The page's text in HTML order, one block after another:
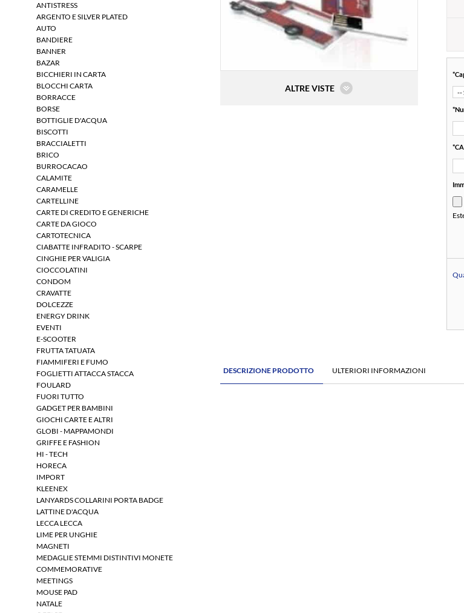
ALTRE VISTE
*
*
*
DESCRIZIONE PRODOTTO ULTERIORI INFORMAZIONI
ANTISTRESS
ARGENTO E SILVER PLATED
AUTO
BANDIERE
BANNER
BAZAR
BICCHIERI IN CARTA
BLOCCHI CARTA
BORRACCE
BORSE
BOTTIGLIE D'ACQUA
BISCOTTI
BRACCIALETTI
BRICO
BURROCACAO
CALAMITE
CARAMELLE
CARTELLINE
CARTE DI CREDITO E GENERICHE
CARTE DA GIOCO
CARTOTECNICA
CIABATTE INFRADITO - SCARPE
CINGHIE PER VALIGIA
CIOCCOLATINI
CONDOM
CRAVATTE
DOLCEZZE
ENERGY DRINK
EVENTI
E-SCOOTER
FRUTTA TATUATA
FIAMMIFERI E FUMO
FOGLIETTI ATTACCA STACCA
FOULARD
FUORI TUTTO
GADGET PER BAMBINI
GIOCHI CARTE E ALTRI
GLOBI - MAPPAMONDI
GRIFFE E FASHION
HI - TECH
HORECA
IMPORT
KLEENEX
LANYARDS COLLARINI PORTA BADGE
LATTINE D'ACQUA
LECCA LECCA
LIME PER UNGHIE
MAGNETI
MEDAGLIE STEMMI DISTINTIVI MONETE
COMMEMORATIVE
MEETINGS
MOUSE PAD
NATALE